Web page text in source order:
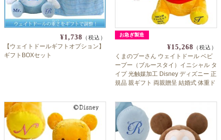
¥1,738 （税込）
【ウェイトドールギフトオプション】
ギフトBOXセット
お急ぎ製造
¥15,268 （税込）
くまのプーさん ウェイトドール ベビ
ープー（ブルースタイ）イニシャル タ
イプ 光触媒加工 Disney ディズニー 正
規品 親ギフト 両親贈呈 結婚式 体重ド